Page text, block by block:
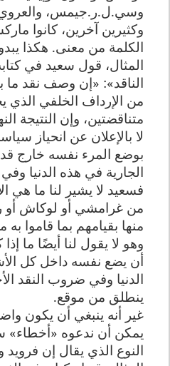
وسي.ل.ر.جيمس،
وكثيرين آخرين، كانوا
الكلمة من معنى. هكذا
المثال، قول سعيد في
الناقد»: «إن وصف نقد ما
من الإرداف الخلفي الذي
متناقضتين، وإن النتيجة
لا بالإعلان عن انحياز
بوضع المرء نفسه خارج
الجارية في هذه الدنيا
فسعيد لا يشير لنا ما هي
من غرامشي أو لوكاش أو
منها بقيامهم بما قاموا
وهو لا يقول لنا أيضًا ما
أن يضع نفسه داخل كل
الدنيا وفي ضروب النقد
ينطلق من موقع.
غير أنه ينبغي أن يكون
يمكن أن ندعوه «أخطاء»
النوع الذي يقال إن